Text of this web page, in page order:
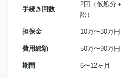
手続き回数
2回（仮処分
訟）
担保金 10万〜30万円
費用総額 50万〜90万円
期間 6〜12ヶ月